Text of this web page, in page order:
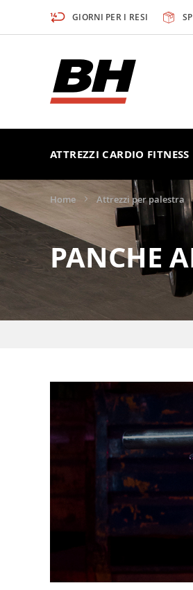
al
contenuto
GIORNI PER I RESI
ATTREZZI CARDIO FITNESS
Home Attrezzi per palestra
PANCHE